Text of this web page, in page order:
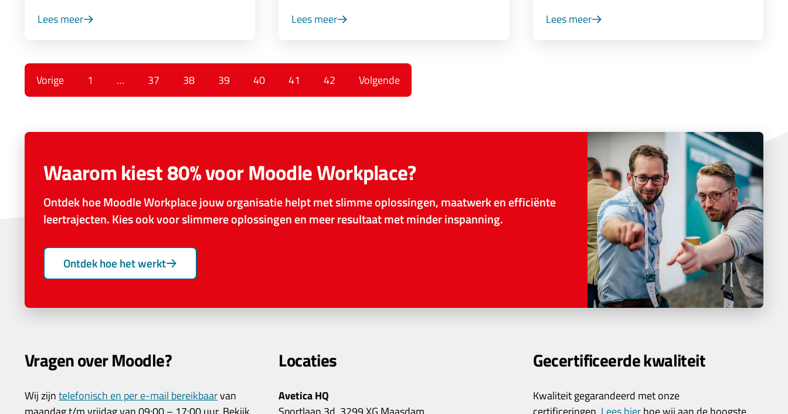
Lees meer
Lees meer
Lees meer
Vorige 1 … 37 38 39 40 41 42 Volgende
Waarom kiest 80% voor Moodle Workplace?
Ontdek hoe Moodle Workplace jouw organisatie helpt met slimme oplossingen, maatwerk en efficiënte
leertrajecten. Kies ook voor slimmere oplossingen en meer resultaat met minder inspanning.
Ontdek hoe het werkt
Vragen over Moodle?
Wij zijntelefonisch en per e-mail bereikbaarvan
Locaties
Avetica HQ
Gecertificeerde kwaliteit
Kwaliteit gegarandeerd met onze